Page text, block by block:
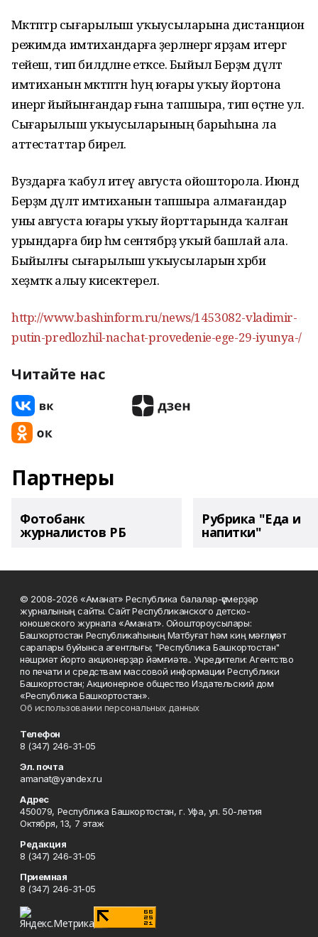
Мәктәптәр сығарылыш уҡыусыларына дистанцион
режимда имтихандарға әҙерләнергә ярҙам итергә
тейеш, тип билдәләне етәксе. Быйыл Берҙәм дәүләт
имтиханын мәктәптән һуң юғары уҡыу йортона
инергә йыйынғандар ғына тапшыра, тип өҫтәне ул.
Сығарылыш уҡыусыларының барыһына ла
аттестаттар бирелә.
Вуздарға ҡабул итеү августа ойошторола. Июндә
Берҙәм дәүләт имтиханын тапшыра алмағандар
уны августа юғары уҡыу йорттарында ҡалған
урындарға бирә һәм сентябрҙә уҡый башлай ала.
Быйылғы сығарылыш уҡыусыларын хәрби
хеҙмәткә алыу кисектерелә.
http://www.bashinform.ru/news/1453082-vladimir-
putin-predlozhil-nachat-provedenie-ege-29-iyunya-/
Читайте нас
Партнеры
Фотобанк
журналистов РБ
Рубрика "Еда и
напитки"
© 2008-2026 «Аманат» Республика балалар-үҫмерҙәр
журналының сайты. Сайт Республиканского детско-
юношеского журнала «Аманат». Ойоштороусылары:
Башҡортостан Республикаһының Матбуғат һәм киң мәғлүмәт
саралары буйынса агентлығы; "Республика Башкортостан"
нәшриәт йорто акционерҙар йәмғиәте.. Учредители: Агентство
по печати и средствам массовой информации Республики
Башкортостан; Акционерное общество Издательский дом
«Республика Башкортостан».
Об использовании персональных данных
Телефон
8 (347) 246-31-05
Эл. почта
amanat@yandex.ru
Адрес
450079, Республика Башкортостан, г. Уфа, ул. 50-летия
Октября, 13, 7 этаж
Редакция
8 (347) 246-31-05
Приемная
8 (347) 246-31-05